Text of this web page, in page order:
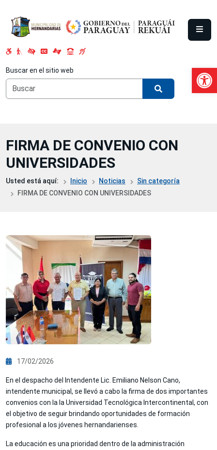
Abrir
Buscar en el sitio web
FIRMA DE CONVENIO CON
UNIVERSIDADES
Usted está aquí: Inicio Noticias
Sin categoría
FIRMA DE CONVENIO CON UNIVERSIDADES
17/02/2026
En el despacho del Intendente Lic. Emiliano Nelson Cano,
intendente municipal, se llevó a cabo la firma de dos importantes
convenios con la la Universidad Tecnológica Intercontinental, con
el objetivo de seguir brindando oportunidades de formación
profesional a los jóvenes hernandarienses.
La educación es una prioridad dentro de la administración